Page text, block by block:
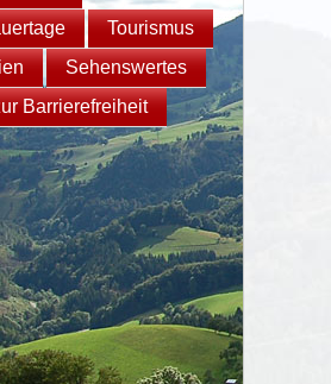
Tourismus
Sehenswertes
Barrierefreiheit